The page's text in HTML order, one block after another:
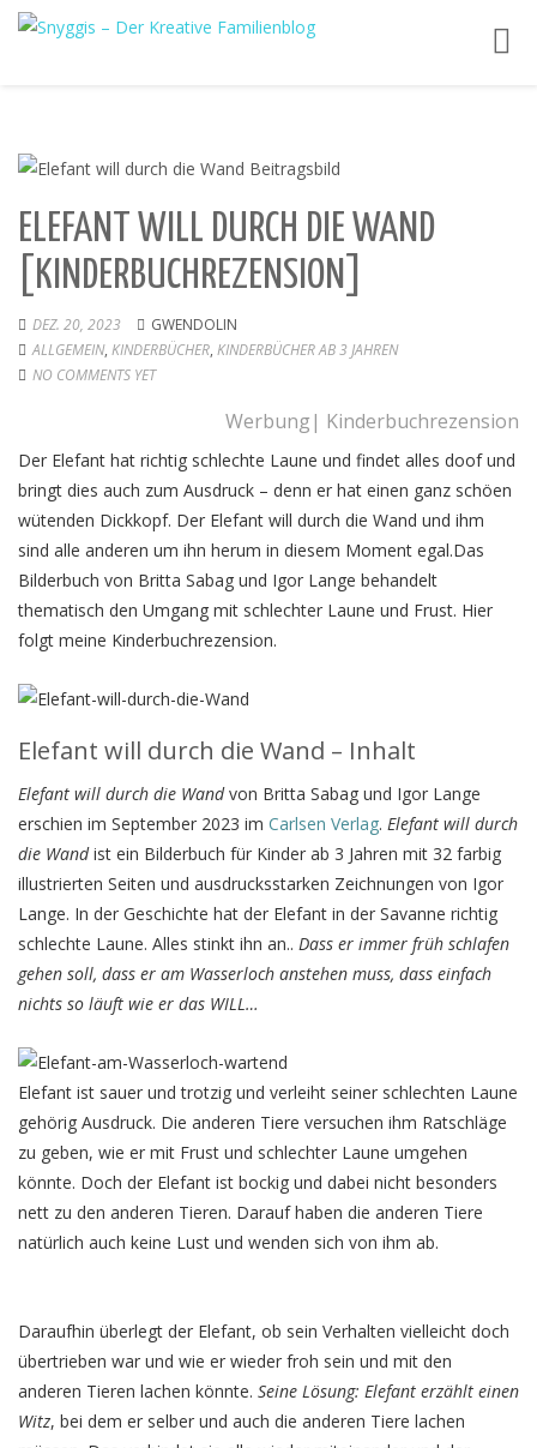
ELEFANT WILL DURCH DIE WAND
[KINDERBUCHREZENSION]
DEZ. 20, 2023
GWENDOLIN
ALLGEMEIN, KINDERBÜCHER, KINDERBÜCHER AB 3 JAHREN
NO COMMENTS YET
Werbung| Kinderbuchrezension
Der Elefant hat richtig schlechte Laune und findet alles doof und
bringt dies auch zum Ausdruck – denn er hat einen ganz schöen
wütenden Dickkopf. Der Elefant will durch die Wand und ihm
sind alle anderen um ihn herum in diesem Moment egal.Das
Bilderbuch von Britta Sabag und Igor Lange behandelt
thematisch den Umgang mit schlechter Laune und Frust. Hier
folgt meine Kinderbuchrezension.
Elefant will durch die Wand – Inhalt
Elefant will durch die Wandvon Britta Sabag und Igor Lange
erschien im September 2023 im Carlsen Verlag. Elefant will durch
die Wandist ein Bilderbuch für Kinder ab 3 Jahren mit 32 farbig
illustrierten Seiten und ausdrucksstarken Zeichnungen von Igor
Lange. In der Geschichte hat der Elefant in der Savanne richtig
schlechte Laune. Alles stinkt ihn an.. Dass er immer früh schlafen
gehen soll, dass er am Wasserloch anstehen muss, dass einfach
nichts so läuft wie er das WILL…
Elefant ist sauer und trotzig und verleiht seiner schlechten Laune
gehörig Ausdruck. Die anderen Tiere versuchen ihm Ratschläge
zu geben, wie er mit Frust und schlechter Laune umgehen
könnte. Doch der Elefant ist bockig und dabei nicht besonders
nett zu den anderen Tieren. Darauf haben die anderen Tiere
natürlich auch keine Lust und wenden sich von ihm ab.
Daraufhin überlegt der Elefant, ob sein Verhalten vielleicht doch
übertrieben war und wie er wieder froh sein und mit den
anderen Tieren lachen könnte. Seine Lösung: Elefant erzählt einen
Witz, bei dem er selber und auch die anderen Tiere lachen